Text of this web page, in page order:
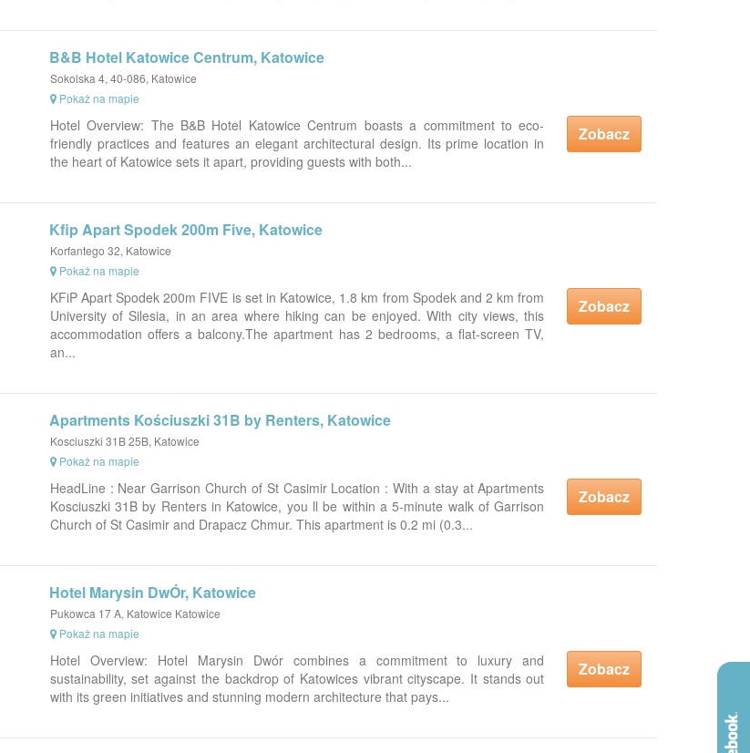
B&B Hotel Katowice Centrum, Katowice
Sokolska 4, 40-086, Katowice
Pokaż na mapie
Hotel Overview: The B&B Hotel Katowice Centrum boasts a commitment to eco-
friendly practices and features an elegant architectural design. Its prime location in
the heart of Katowice sets it apart, providing guests with both...
Zobacz
Kfip Apart Spodek 200m Five, Katowice
Korfantego 32, Katowice
Pokaż na mapie
KFiP Apart Spodek 200m FIVE is set in Katowice, 1.8 km from Spodek and 2 km from
University of Silesia, in an area where hiking can be enjoyed. With city views, this
accommodation offers a balcony.The apartment has 2 bedrooms, a flat-screen TV,
an...
Zobacz
Apartments Kościuszki 31B by Renters, Katowice
Kosciuszki 31B 25B, Katowice
Pokaż na mapie
HeadLine : Near Garrison Church of St Casimir Location : With a stay at Apartments
Kosciuszki 31B by Renters in Katowice, you ll be within a 5-minute walk of Garrison
Church of St Casimir and Drapacz Chmur. This apartment is 0.2 mi (0.3...
Zobacz
Hotel Marysin DwÓr, Katowice
Pukowca 17 A, Katowice Katowice
Pokaż na mapie
Hotel Overview: Hotel Marysin Dwór combines a commitment to luxury and
sustainability, set against the backdrop of Katowices vibrant cityscape. It stands out
with its green initiatives and stunning modern architecture that pays...
Zobacz